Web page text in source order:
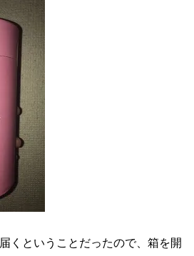
くということだったので、箱を開